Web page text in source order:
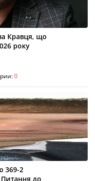
Кравця, що
року
0
369-2
Питання до